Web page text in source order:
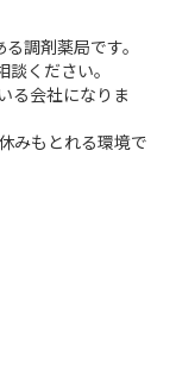
調剤薬局です。
ください。
る会社になりま
みもとれる環境で